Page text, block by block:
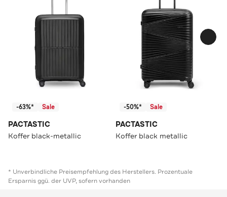
-63%* Sale
PACTASTIC
Koffer black-metallic
-50%* Sale
PACTASTIC
Koffer black metallic
* Unverbindliche Preisempfehlung des Herstellers. Prozentuale
Ersparnis ggü. der UVP, sofern vorhanden